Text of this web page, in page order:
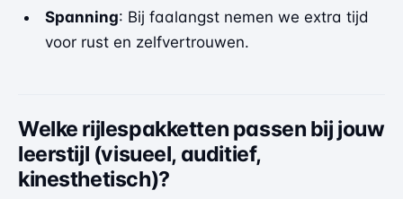
Spanning: Bij faalangst nemen we extra tijd
voor rust en zelfvertrouwen.
Welke rijlespakketten passen bij jouw
leerstijl (visueel, auditief,
kinesthetisch)?